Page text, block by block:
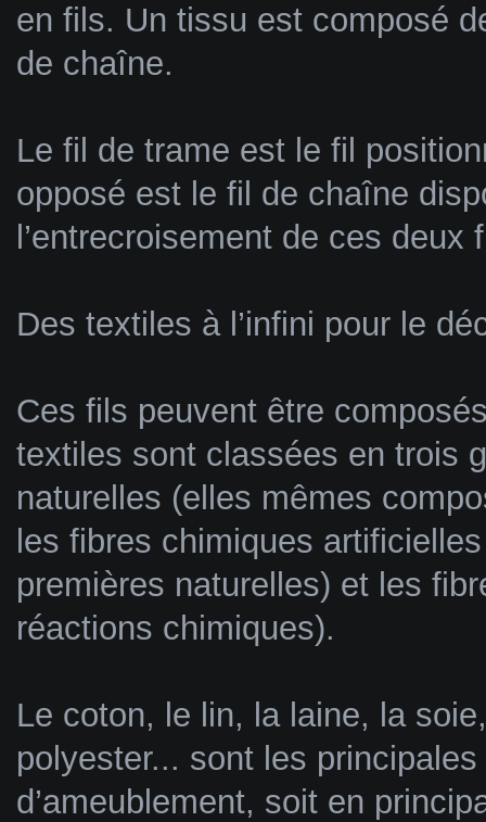
en fils. Un tissu est composé
de chaîne.
Le fil de trame est le fil
opposé est le fil de chaîne
l’entrecroisement de ces
Des textiles à l’infini pour le
Ces fils peuvent être
textiles sont classées en trois
naturelles (elles mêmes
les fibres chimiques
premières naturelles) et les
réactions chimiques).
Le coton, le lin, la laine, la
polyester... sont les
d’ameublement, soit en